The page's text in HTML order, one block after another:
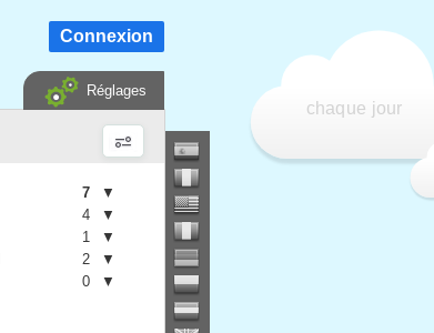
chaque jour
Connexion
Réglages
7
▼
4
▼
1
▼
2
▼
0 ▼